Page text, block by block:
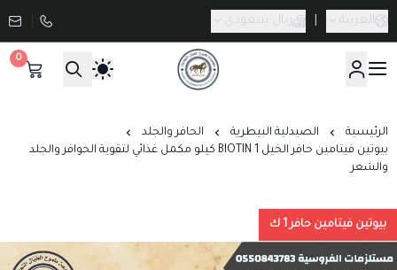
العربية ريال سعودي
صيدلية طموح الخيال البيطرية
0
الرئيسية الصيدلية البيطرية
الحافر والجلد
بيوتين فيتامين حافر الخيل BIOTIN 1 كيلو مكمل غذائي لتقوية الحوافر والجلد
والشعر
بيوتين فيتامين حافر 1 ك